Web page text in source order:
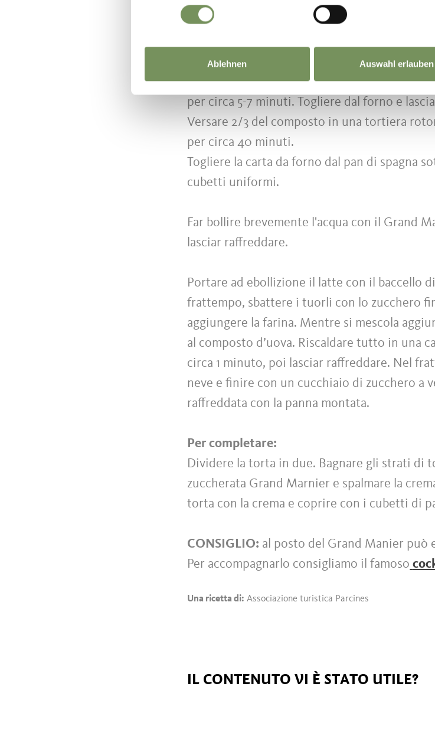
Ablehnen Auswahl erlauben
sbattere gli albumi con l'altra metà dello
Stendere 1/3 del composto della torta in
di carta da forno ad uno spessore di circa ½
per circa 5-7 minuti. Togliere dal forno e
Versare 2/3 del composto in una tortiera
per circa 40 minuti.
Togliere la carta da forno dal pan di spagna
cubetti uniformi.
Far bollire brevemente l'acqua con il Grand
lasciar raffreddare.
Portare ad ebollizione il latte con il baccello
frattempo, sbattere i tuorli con lo zucchero
aggiungere la farina. Mentre si mescola
al composto d’uova. Riscaldare tutto in una
circa 1 minuto, poi lasciar raffreddare. Nel
neve e finire con un cucchiaio di zucchero a
raffreddata con la panna montata.
Per completare:
Dividere la torta in due. Bagnare gli strati di
zuccherata Grand Marnier e spalmare la
torta con la crema e coprire con i cubetti di
CONSIGLIO: al posto del Grand Manier può
Per accompagnarlo consigliamo il famoso
Una ricetta di: Associazione turistica Parcines
IL CONTENUTO VI È STATO UTILE?